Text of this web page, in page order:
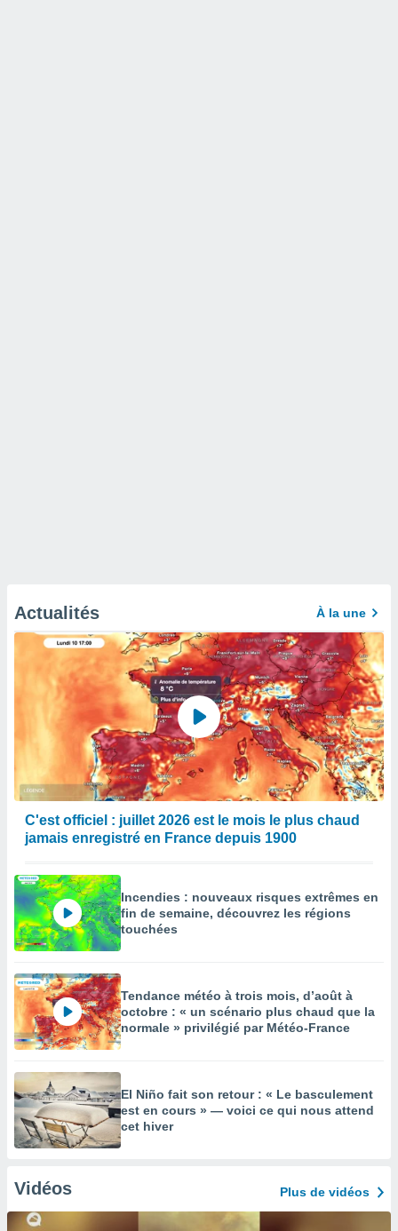
Actualités À la une
C'est officiel : juillet 2026 est le mois le plus chaud
jamais enregistré en France depuis 1900
Incendies : nouveaux risques extrêmes en
fin de semaine, découvrez les régions
touchées
Tendance météo à trois mois, d’août à
octobre : « un scénario plus chaud que la
normale » privilégié par Météo-France
El Niño fait son retour : « Le basculement
est en cours » — voici ce qui nous attend
cet hiver
Vidéos Plus de vidéos